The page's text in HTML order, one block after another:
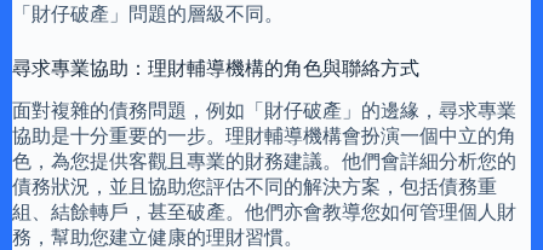
「財仔破產」問題的層級不同。
尋求專業協助：理財輔導機構的角色與聯絡方式
面對複雜的債務問題，例如「財仔破產」的邊緣，尋求專業
協助是十分重要的一步。理財輔導機構會扮演一個中立的角
色，為您提供客觀且專業的財務建議。他們會詳細分析您的
債務狀況，並且協助您評估不同的解決方案，包括債務重
組、結餘轉戶，甚至破產。他們亦會教導您如何管理個人財
務，幫助您建立健康的理財習慣。